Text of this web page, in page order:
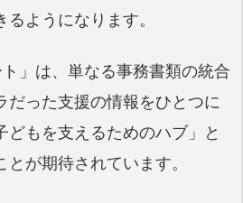
ようになります。
」は、単なる事務書類の統合
だった支援の情報をひとつに
どもを支えるためのハブ」と
が期待されています。